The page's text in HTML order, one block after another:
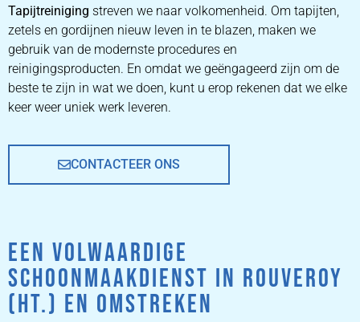
ZETEL REINIGEN DOOR
PROFESSIONALS
PRIJZEN
Tapijtreiniging streven we naar volkomenheid. Om tapijten,
zetels en gordijnen nieuw leven in te blazen, maken we
gebruik van de modernste procedures en
reinigingsproducten. En omdat we geëngageerd zijn om de
beste te zijn in wat we doen, kunt u erop rekenen dat we elke
keer weer uniek werk leveren.
CONTACTEER ONS
EEN VOLWAARDIGE
SCHOONMAAKDIENST IN ROUVEROY
(HT.) EN OMSTREKEN